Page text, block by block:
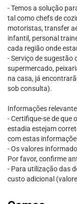
- Temos a solução
tal como chefs de
motoristas, transfer
infantil, personal
cada região onde
- Serviço de sugestão
supermercado,
na casa, já
sob consulta).
Informações
- Certifique-se de que
estadia estejam
com estas
- Os valores
Por favor, confirme
- Para utilização das
custo adicional